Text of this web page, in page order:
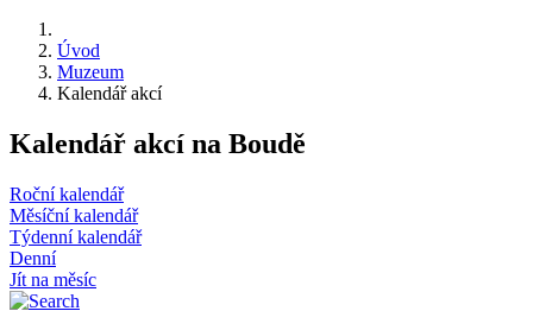
Úvod
Muzeum
Kalendář akcí
Kalendář akcí na Boudě
Roční kalendář
Měsíční kalendář
Týdenní kalendář
Denní
Jít na měsíc